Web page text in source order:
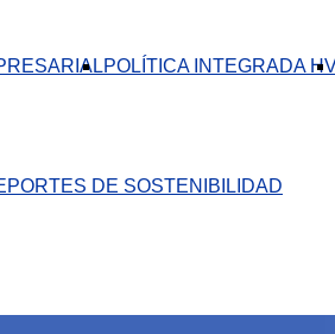
POLÍTICA INTEGRADA
DE SOSTENIBILIDAD